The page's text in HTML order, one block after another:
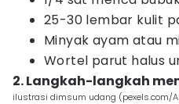
25-30 lembar kulit
Minyak ayam atau
Wortel parut halus
2. Langkah-langkah
ilustrasi dimsum udang (pexels.com/